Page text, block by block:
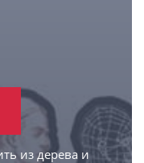
из дерева и